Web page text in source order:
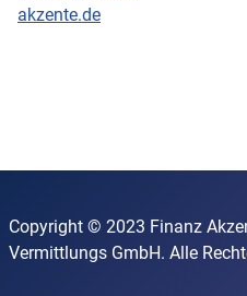
akzente.de
Copyright © 2023 Finanz
Vermittlungs GmbH. Alle